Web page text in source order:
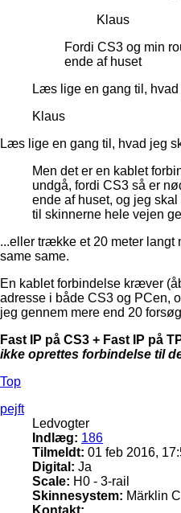
Klaus
Fordi CS3 og min
ende af huset
Læs lige en gang til,
Klaus
Læs lige en gang til, hvad jeg
Men det er en kablet
undgå, fordi CS3 så er
ende af huset, og jeg
til skinnerne hele vejen
...eller trække et 20 meter
same same.
En kablet forbindelse kræver
adresse i både CS3 og PCen,
jeg gennem mere end 20
Fast IP på CS3 + Fast IP på
ikke oprettes forbindelse til
Top
pejft
Ledvogter
Indlæg: 186
Tilmeldt: 01 feb 2016,
Digital: Ja
Scale: H0 - 3-rail
Skinnesystem: Märklin C
Kontakt: